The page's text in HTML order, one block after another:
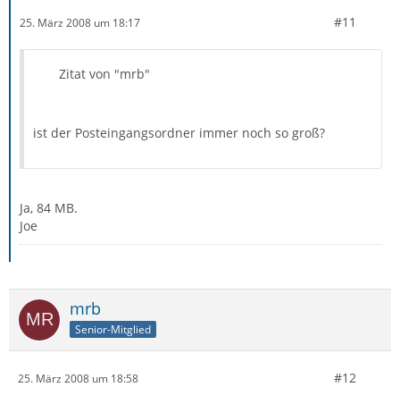
25. März 2008 um 18:17 #11
Zitat von "mrb"
ist der Posteingangsordner immer noch so groß?
Ja, 84 MB.
Joe
mrb
Senior-Mitglied
25. März 2008 um 18:58 #12